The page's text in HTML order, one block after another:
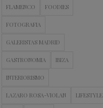
FLAMENCO FOODIES
FOTOGRAFIA
GALERISTAS MADRID
GASTRONOMIA IBIZA
INTERIORISMO
LAZARO ROSA-VIOLAN LIFESTYLE